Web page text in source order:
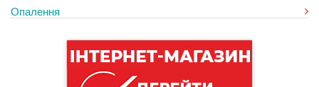
Опалення